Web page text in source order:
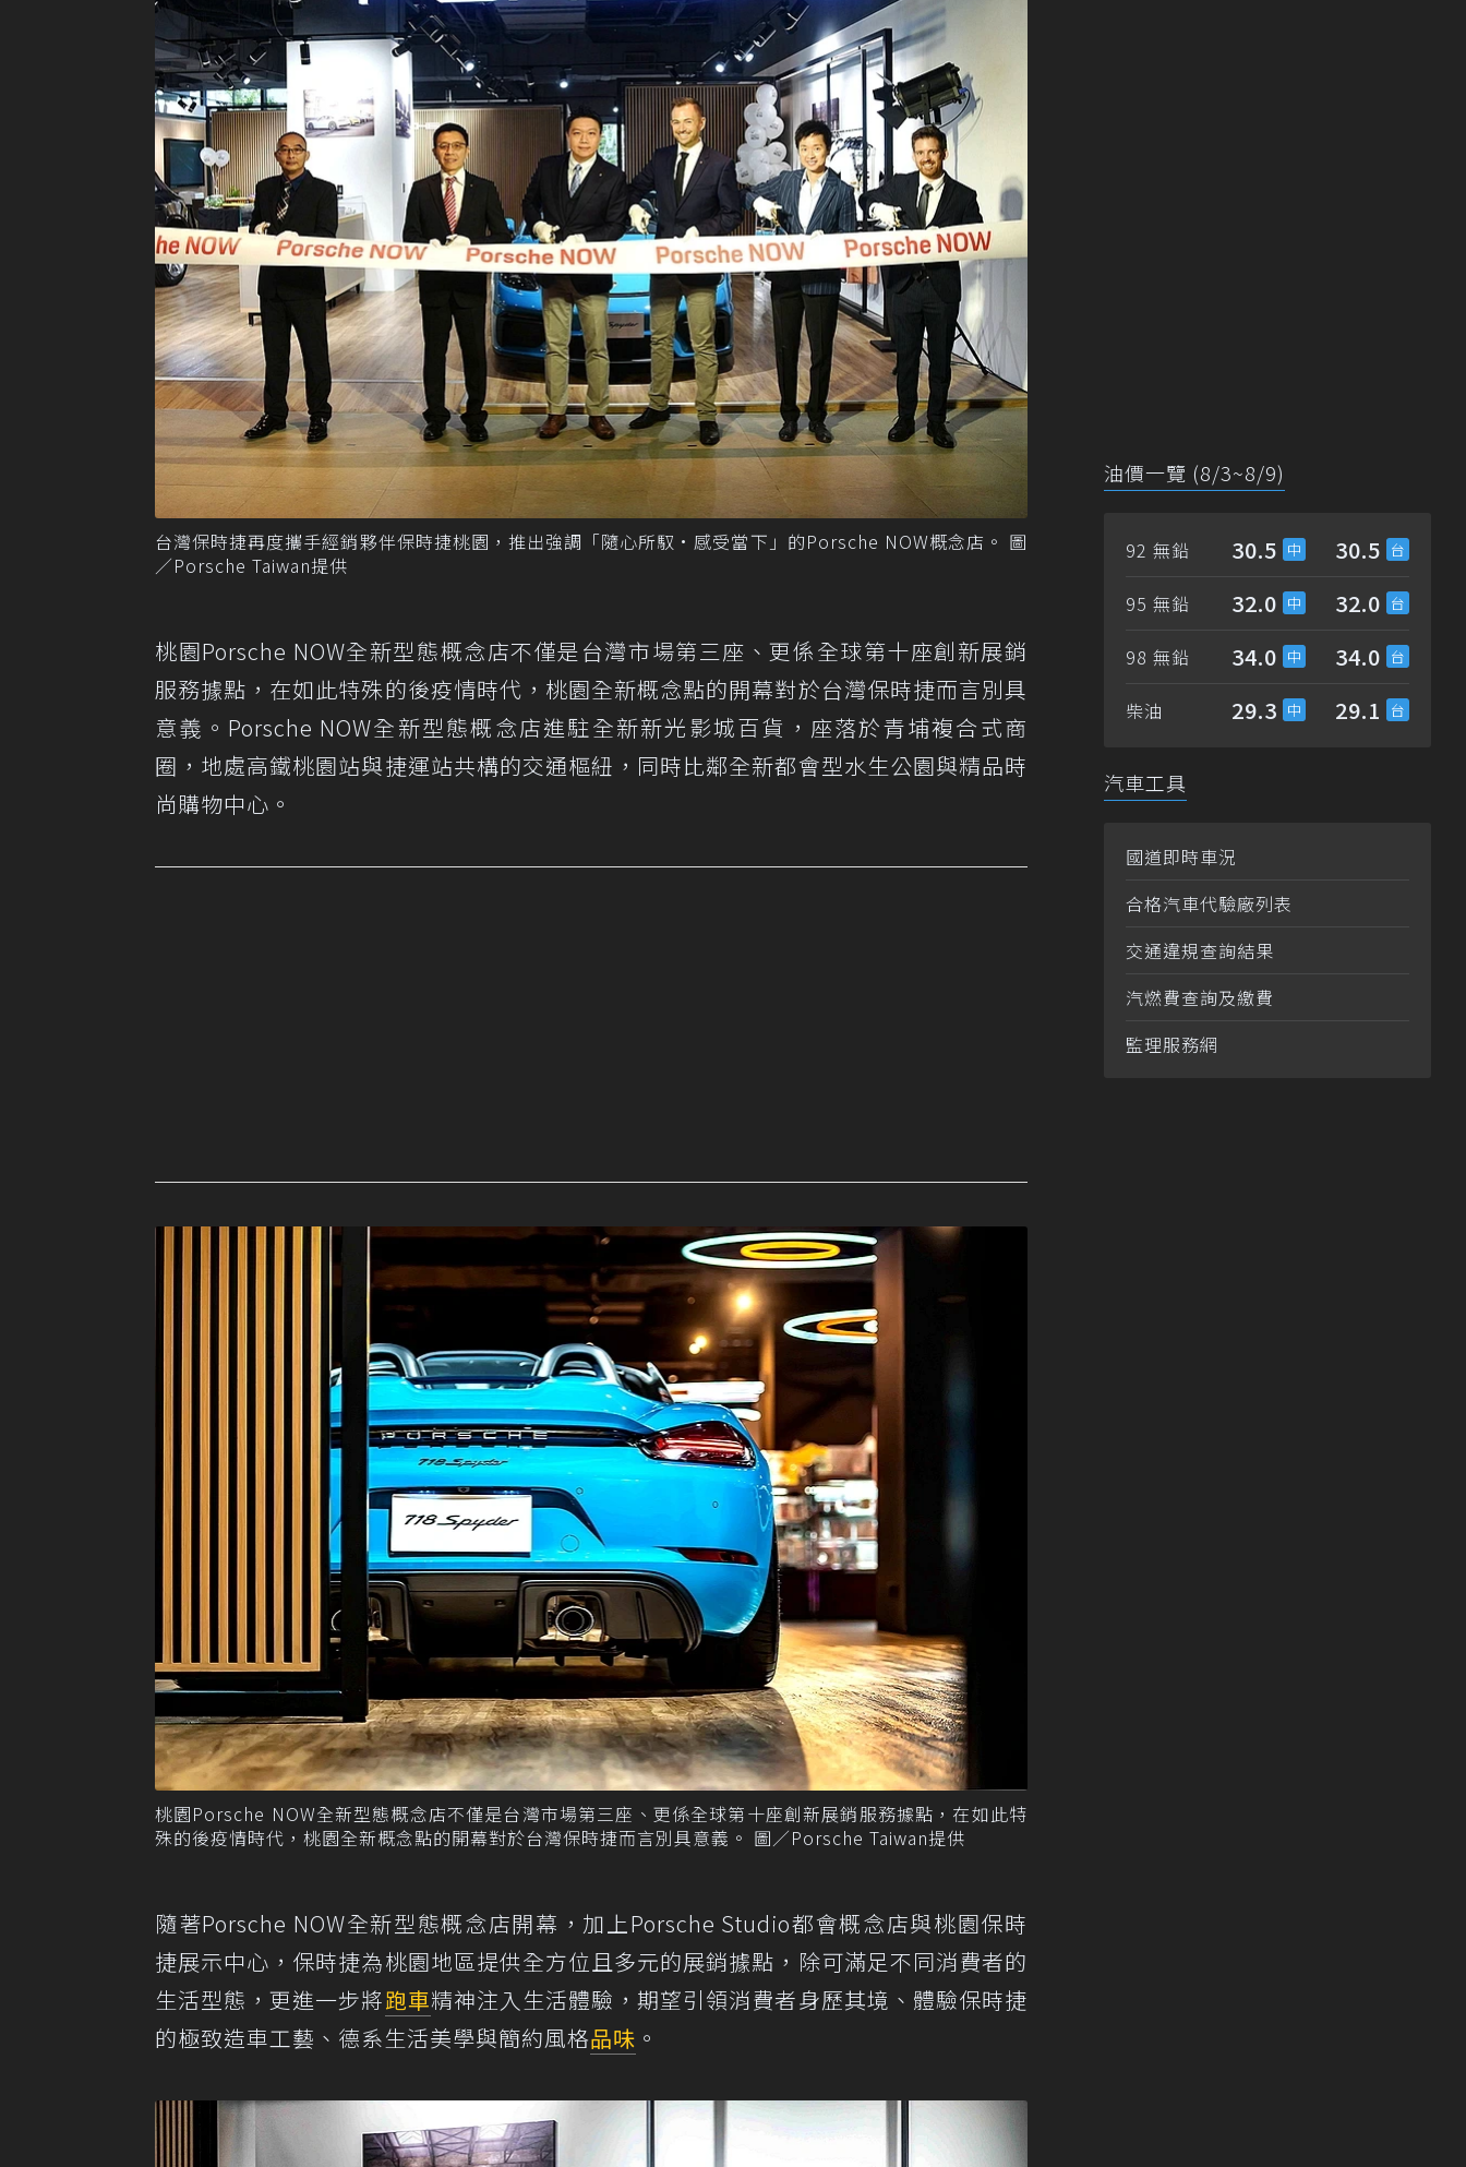
台灣保時捷再度攜手經銷夥伴保時捷桃園，推出強調「隨心所馭•感受當下」的Porsche NOW概念店。 圖
／Porsche Taiwan提供
桃園Porsche NOW全新型態概念店不僅是台灣市場第三座、更係全球第十座創新展銷
服務據點，在如此特殊的後疫情時代，桃園全新概念點的開幕對於台灣保時捷而言別具
意義。Porsche NOW全新型態概念店進駐全新新光影城百貨，座落於青埔複合式商
圈，地處高鐵桃園站與捷運站共構的交通樞紐，同時比鄰全新都會型水生公園與精品時
尚購物中心。
桃園Porsche NOW全新型態概念店不僅是台灣市場第三座、更係全球第十座創新展銷服務據點，在如此特
殊的後疫情時代，桃園全新概念點的開幕對於台灣保時捷而言別具意義。 圖／Porsche Taiwan提供
隨著Porsche NOW全新型態概念店開幕，加上Porsche Studio都會概念店與桃園保時
捷展示中心，保時捷為桃園地區提供全方位且多元的展銷據點，除可滿足不同消費者的
生活型態，更進一步將跑車精神注入生活體驗，期望引領消費者身歷其境、體驗保時捷
的極致造車工藝、德系生活美學與簡約風格品味 。
油價一覽 (8/3~8/9)
92 無鉛 30.5 30.5
95 無鉛 32.0 32.0
98 無鉛 34.0 34.0
柴油 29.3 29.1
汽車工具
國道即時車況
合格汽車代驗廠列表
交通違規查詢結果
汽燃費查詢及繳費
監理服務網